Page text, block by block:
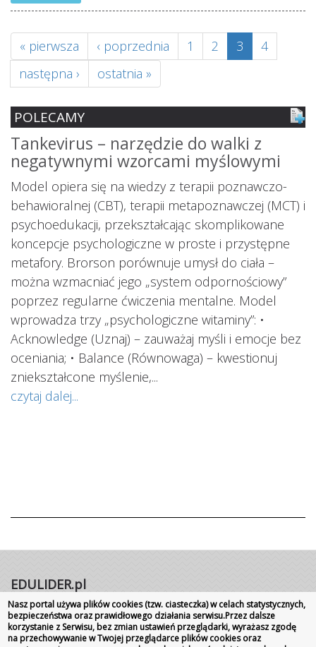
« pierwsza ‹ poprzednia 1 2 3
4
następna ›
ostatnia »
POLECAMY
Tankevirus – narzędzie do walki z
negatywnymi wzorcami myślowymi
Model opiera się na wiedzy z terapii poznawczo-
behawioralnej (CBT), terapii metapoznawczej (MCT) i
psychoedukacji, przekształcając skomplikowane
koncepcje psychologiczne w proste i przystępne
metafory. Brorson porównuje umysł do ciała –
można wzmacniać jego „system odpornościowy”
poprzez regularne ćwiczenia mentalne. Model
wprowadza trzy „psychologiczne witaminy”: •
Acknowledge (Uznaj) – zauważaj myśli i emocje bez
oceniania; • Balance (Równowaga) – kwestionuj
zniekształcone myślenie,...
czytaj dalej...
EDULIDER.pl
Portal internetowy | Rok założenia 2008
Wszelkie prawa zastrzeżone|Kontakt Promocja
Nasz portal używa plików cookies (tzw. ciasteczka) w celach statystycznych,
bezpieczeństwa oraz prawidłowego działania serwisu.Przez dalsze
korzystanie z Serwisu, bez zmian ustawień przeglądarki, wyrażasz zgodę
na przechowywanie w Twojej przeglądarce plików cookies oraz